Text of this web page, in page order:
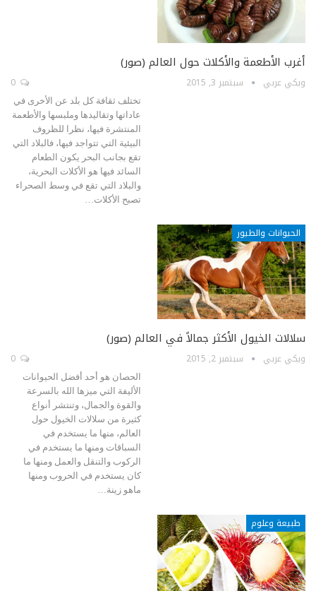
أغرب الأطعمة والأكلات حول العالم (صور)
ويكي عربي سبتمبر 3, 2015
تختلف ثقافة كل بلد عن الأخرى في
عاداتها وتقاليدها وملبسها والأطعمة
المنتشرة فيها، نظرا للظروف
البيئية التي تتواجد فيها، فالبلاد التي
تقع بجانب البحر يكون الطعام
السائد فيها هو الأكلات البحرية،
والبلاد التي تقع في وسط الصحراء
تصبح الأكلات…
الحيوانات والطيور
سلالات الخيول الأكثر جمالاً في العالم (صور)
ويكي عربي سبتمبر 2, 2015
الحصان هو أحد أفضل الحيوانات
الأليفة التي ميزها الله بالسرعة
والقوة والجمال، وتنتشر أنواع
كثيرة من سلالات الخيول حول
العالم، منها ما يستخدم في
السباقات ومنها ما يستخدم في
الركوب والتنقل والعمل ومنها ما
كان يستخدم في الحروب ومنها
ماهو زينة…
طبيعة وعلوم